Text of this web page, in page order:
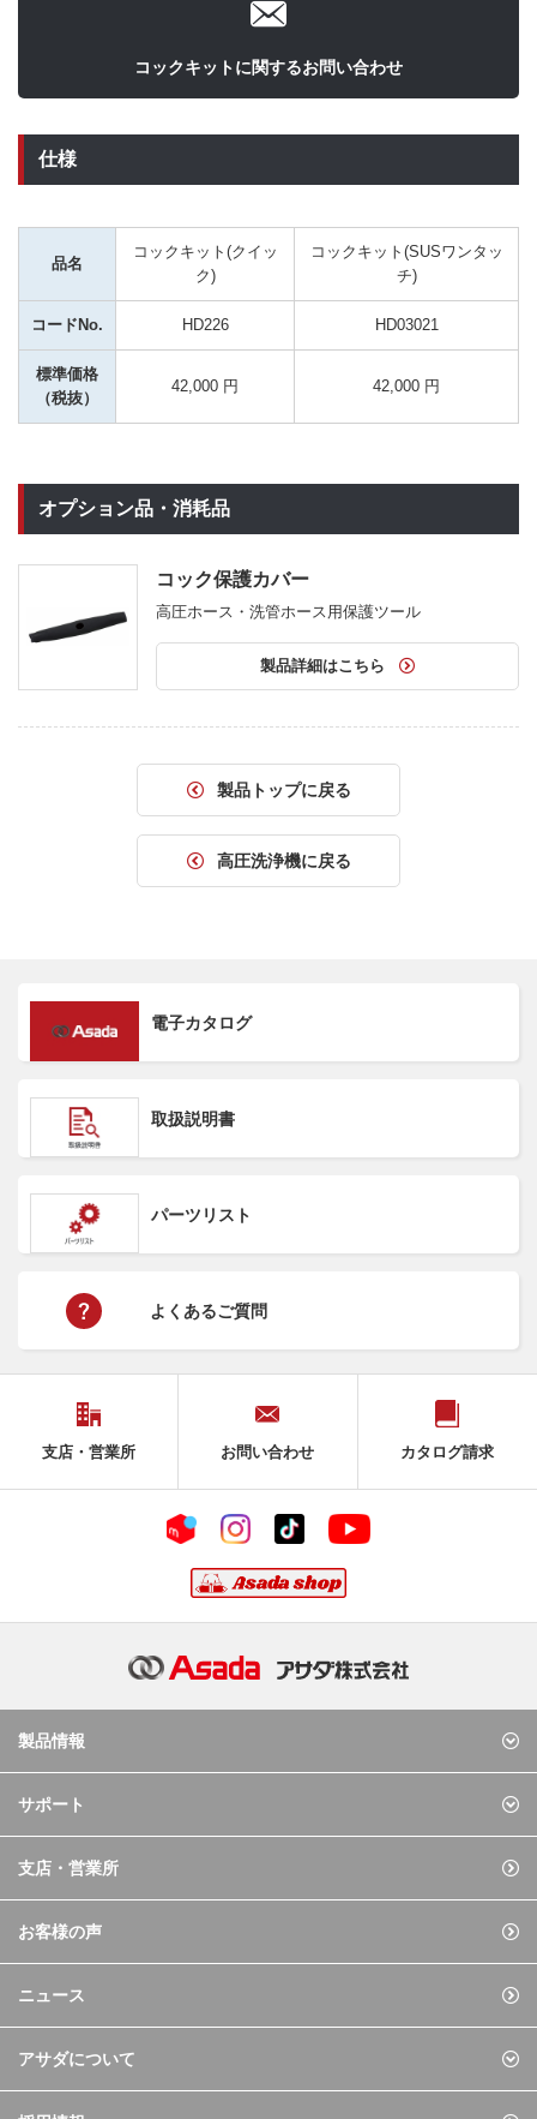
コックキットに関するお問い合わせ
仕様
品名
コックキット(クイッ
ク)
コックキット(SUSワンタッ
チ)
コードNo. HD226 HD03021
標準価格
（税抜）
42,000 円 42,000 円
オプション品・消耗品
コック保護カバー
高圧ホース・洗管ホース用保護ツール
製品詳細はこちら
製品トップに戻る
高圧洗浄機に戻る
電子カタログ
取扱説明書
パーツリスト
よくあるご質問
支店・営業所 お問い合わせ カタログ請求
製品情報
サポート
支店・営業所
お客様の声
ニュース
アサダについて